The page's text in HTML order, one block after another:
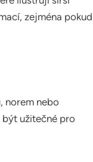
zejména pokud
norem nebo
užitečné pro